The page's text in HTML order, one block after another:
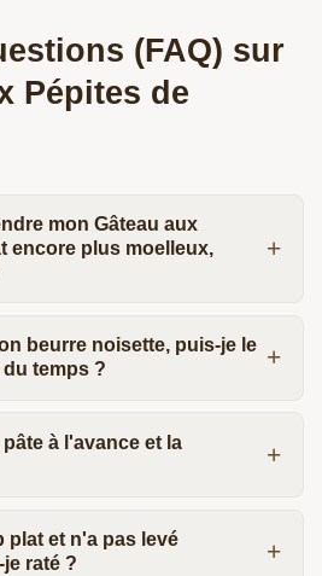
(FAQ) sur
Pépites de
mon Gâteau aux
encore plus moelleux,
beurre noisette, puis-je le
temps ?
à l'avance et la
plat et n'a pas levé
raté ?